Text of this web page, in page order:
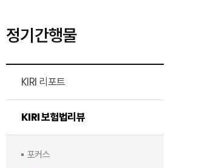
정기간행물
KIRI 리포트
KIRI 보험법리뷰
포커스